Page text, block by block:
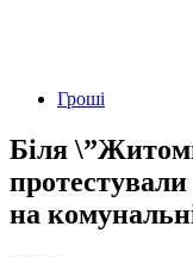
Гроші
Біля
на